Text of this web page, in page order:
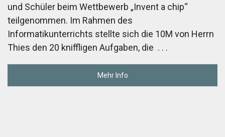
und Schüler beim Wettbewerb „Invent a chip“
teilgenommen. Im Rahmen des
Informatikunterrichts stellte sich die 10M von Herrn
Thies den 20 kniffligen Aufgaben, die . . .
Mehr Info